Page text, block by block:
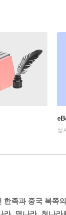
상
한족과 중국 북쪽